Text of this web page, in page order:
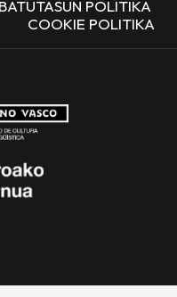
POLITIKA
COOKIE POLITIKA